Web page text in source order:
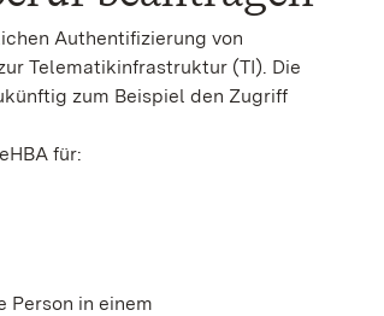
Authentifizierung von
Telematikinfrastruktur (TI). Die
zum Beispiel den Zugriff
für:
Person in einem